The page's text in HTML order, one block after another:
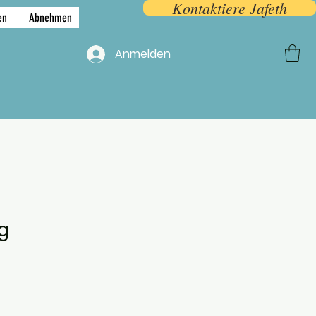
Abnehmen More Kontaktiere Jafeth
Anmelden